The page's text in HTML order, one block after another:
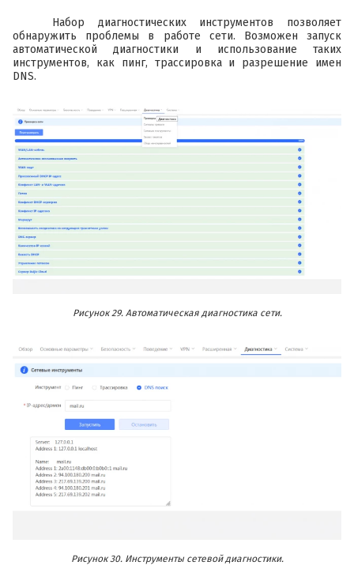
Набор диагностических инструментов позволяет
обнаружить проблемы в работе сети. Возможен запуск
автоматической диагностики и использование таких
инструментов, как пинг, трассировка и разрешение имен
DNS.
Рисунок 29. Автоматическая диагностика сети.
Рисунок 30. Инструменты сетевой диагностики.